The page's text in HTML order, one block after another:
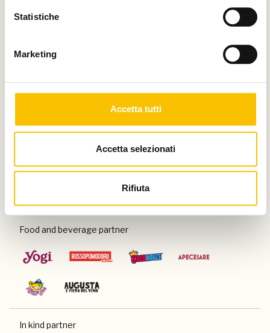
Statistiche
Marketing
Accetta tutti
Accetta selezionati
Rifiuta
Con il patrocinio di
Food and beverage partner
In kind partner